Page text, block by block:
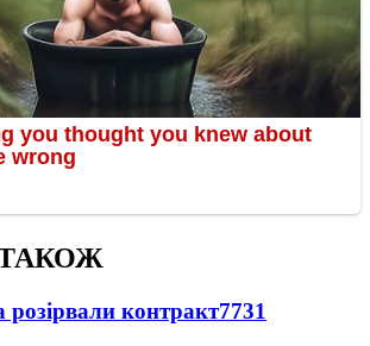
розірвали контракт7731